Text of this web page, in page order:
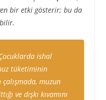
bir etki gösterir; bu da
ishal
tüketiminin
muzun
ve dışkı kıvamını